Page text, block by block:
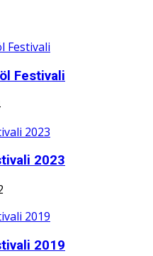
Festivali
2023
2019